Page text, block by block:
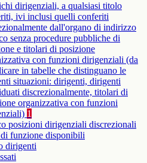
dirigenziali, a qualsiasi titolo
ivi inclusi quelli conferiti
dall'organo di indirizzo
senza procedure pubbliche di
e titolari di posizione
con funzioni dirigenziali (da
in tabelle che distinguano le
situazioni: dirigenti, dirigenti
discrezionalmente, titolari di
organizzativa con funzioni
1
posizioni dirigenziali discrezionali
funzione disponibili
dirigenti